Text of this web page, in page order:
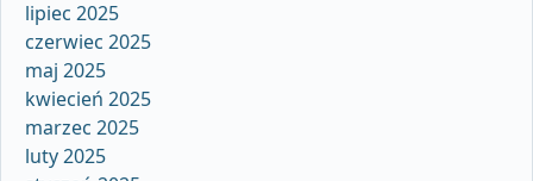
lipiec 2025
czerwiec 2025
maj 2025
kwiecień 2025
marzec 2025
luty 2025